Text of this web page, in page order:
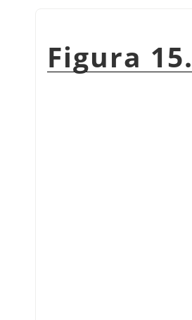
Figura